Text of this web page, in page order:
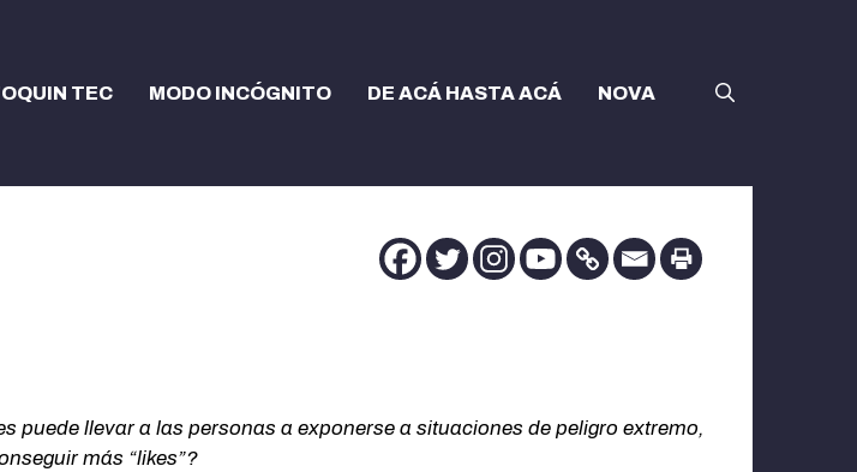
TEC MODO INCÓGNITO DE ACÁ HASTA ACÁ NOVA
puede llevar a las personas a exponerse a situaciones de peligro extremo,
más “likes”?